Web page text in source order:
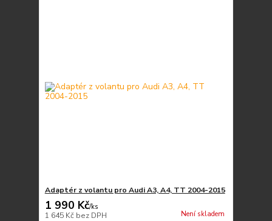
Adaptér z volantu pro Audi A3, A4, TT 2004-2015
1 990 Kč/ks
1 645 Kč bez DPH Není skladem